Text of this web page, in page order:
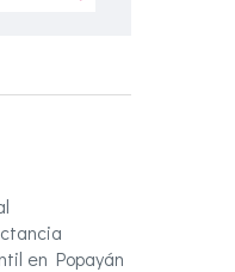
en Popayán